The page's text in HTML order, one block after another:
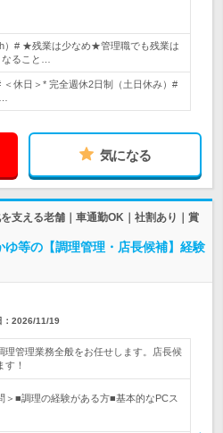
）# ★残業は少なめ★管理職でも残業は
ること…
休日＞* 完全週休2日制（土日休み）#
気になる
支える老舗｜車通勤OK｜社割あり｜賞
等の【調理管理・店長候補】経験
2026/11/19
理管理業務全般をお任せします。店長候
！
＞■調理の経験がある方■基本的なPCス